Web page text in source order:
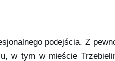
podejścia. Z
w tym w mieście